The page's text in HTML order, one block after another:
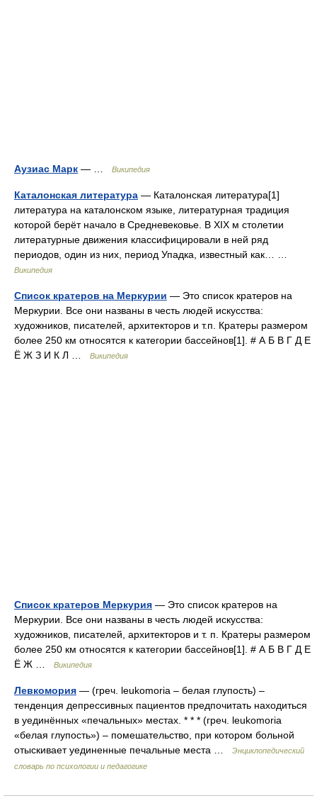
Аузиас Марк — … Википедия
Каталонская литература — Каталонская литература[1]
литература на каталонском языке, литературная традиция
которой берёт начало в Средневековье. В XIX м столетии
литературные движения классифицировали в ней ряд
периодов, один из них, период Упадка, известный как… …
Википедия
Список кратеров на Меркурии — Это список кратеров на
Меркурии. Все они названы в честь людей искусства:
художников, писателей, архитекторов и т.п. Кратеры размером
более 250 км относятся к категории бассейнов[1]. # А Б В Г Д Е
Ё Ж З И К Л …
Википедия
Список кратеров Меркурия — Это список кратеров на
Меркурии. Все они названы в честь людей искусства:
художников, писателей, архитекторов и т. п. Кратеры размером
более 250 км относятся к категории бассейнов[1]. # А Б В Г Д Е
Ё Ж …
Википедия
Левкомория — (греч. leukomoria – белая глупость) –
тенденция депрессивных пациентов предпочитать находиться
в уединённых «печальных» местах. * * * (греч. leukomoria
«белая глупость») – помешательство, при котором больной
отыскивает уединенные печальные места …
Энциклопедический
словарь по психологии и педагогике